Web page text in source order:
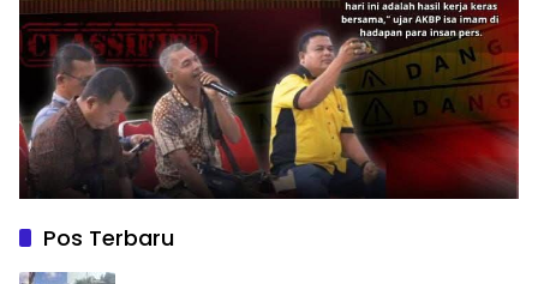
Pos Terbaru